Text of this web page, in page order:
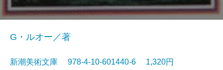
G・ルオー／著
新潮美術文庫 978-4-10-601440-6 1,320円